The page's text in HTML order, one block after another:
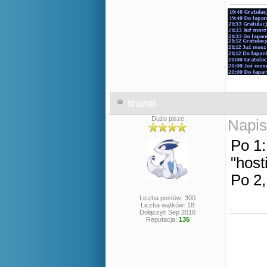
Ithuriel
Dużo pisze
Liczba postów: 300
Liczba wątków: 18
Dołączył: Sep 2016
Reputacja: 135
Po
Po